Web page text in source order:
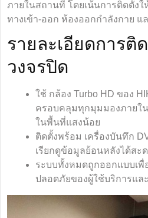
ภายในสถานที่ โดยเน้นการติดตั้
ทางเข้า-ออก ห้องออกกำลังกาย
รายละเอียดการติ
วงจรปิด
ใช้ กล้อง Turbo HD ของ
ครอบคลุมทุกมุมมองภายใ
ในพื้นที่แสงน้อย
ติดตั้งพร้อม เครื่องบันทึก
เรียกดูข้อมูลย้อนหลังได้สะ
ระบบทั้งหมดถูกออกแบบเพื่
ปลอดภัยของผู้ใช้บริการแล